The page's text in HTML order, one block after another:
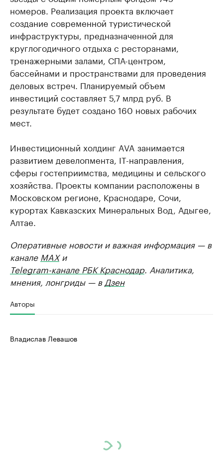
номеров. Реализация проекта включает
создание современной туристической
инфраструктуры, предназначенной для
круглогодичного отдыха с ресторанами,
тренажерными залами, СПА-центром,
бассейнами и пространствами для проведения
деловых встреч. Планируемый объем
инвестиций составляет 5,7 млрд руб. В
результате будет создано 160 новых рабочих
мест.
Инвестиционный холдинг AVA занимается
развитием девелопмента, IT-направления,
сферы гостеприимства, медицины и сельского
хозяйства. Проекты компании расположены в
Московском регионе, Краснодаре, Сочи,
курортах Кавказских Минеральных Вод, Адыгее,
Алтае.
Оперативные новости и важная информация — в
канале MAXи
Telegram-канале РБК Краснодар. Аналитика,
мнения, лонгриды — в Дзен
Авторы
Владислав Левашов